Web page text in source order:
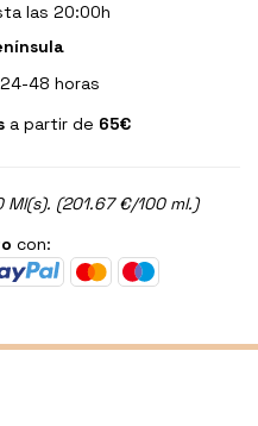
las 20:00h
48 horas
a partir de 65€
Ml(s). (201.67 €/100 ml.)
con: